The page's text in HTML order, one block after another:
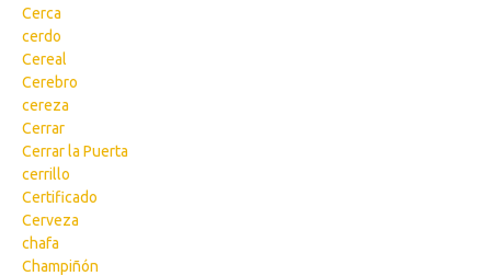
Cerca
cerdo
Cereal
Cerebro
cereza
Cerrar
Cerrar la Puerta
cerrillo
Certificado
Cerveza
chafa
Champiñón